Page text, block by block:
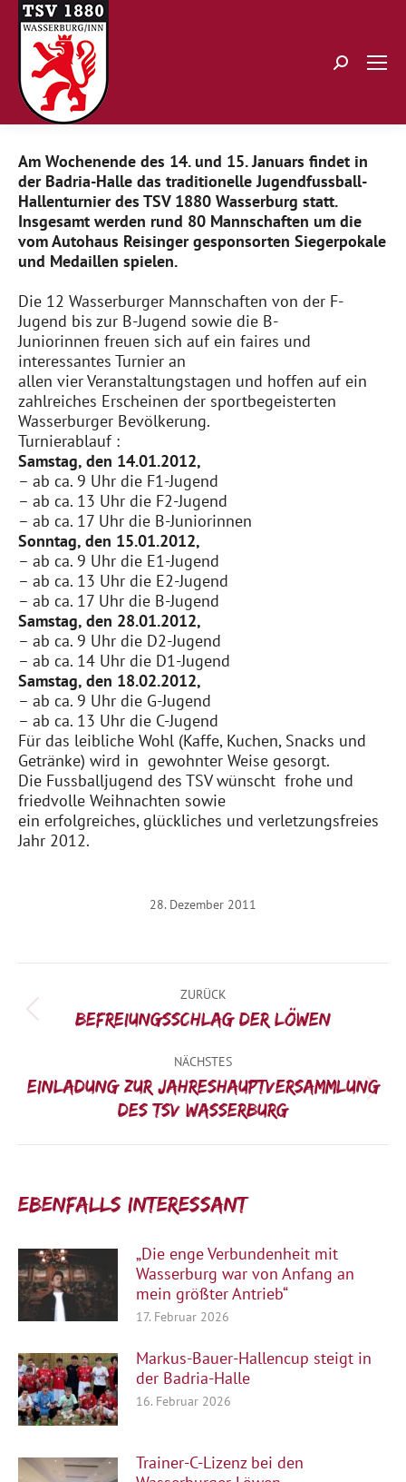
Search:
Am Wochenende des 14. und 15. Januars findet in
der Badria-Halle das traditionelle Jugendfussball-
Hallenturnier des TSV 1880 Wasserburg statt.
Insgesamt werden rund 80 Mannschaften um die
vom Autohaus Reisinger gesponsorten Siegerpokale
und Medaillen spielen.
Die 12 Wasserburger Mannschaften von der F-
Jugend bis zur B-Jugend sowie die B-
Juniorinnen freuen sich auf ein faires und
interessantes Turnier an
allen vier Veranstaltungstagen und hoffen auf ein
zahlreiches Erscheinen der sportbegeisterten
Wasserburger Bevölkerung.
Turnierablauf :
Samstag, den 14.01.2012,
– ab ca. 9 Uhr die F1-Jugend
– ab ca. 13 Uhr die F2-Jugend
– ab ca. 17 Uhr die B-Juniorinnen
Sonntag, den 15.01.2012,
– ab ca. 9 Uhr die E1-Jugend
– ab ca. 13 Uhr die E2-Jugend
– ab ca. 17 Uhr die B-Jugend
Samstag, den 28.01.2012,
– ab ca. 9 Uhr die D2-Jugend
– ab ca. 14 Uhr die D1-Jugend
Samstag, den 18.02.2012,
– ab ca. 9 Uhr die G-Jugend
– ab ca. 13 Uhr die C-Jugend
Für das leibliche Wohl (Kaffe, Kuchen, Snacks und
Getränke) wird in gewohnter Weise gesorgt.
Die Fussballjugend des TSV wünscht frohe und
friedvolle Weihnachten sowie
ein erfolgreiches, glückliches und verletzungsfreies
Jahr 2012.
28. Dezember 2011
ZURÜCK
Vorheriger
Befreiungsschlag der Löwen
NÄCHSTES
Nächster
Beitrag:
Einladung zur Jahreshauptversammlung
des TSV Wasserburg
Ebenfalls interessant:
„Die enge Verbundenheit mit
Wasserburg war von Anfang an
mein größter Antrieb“
17. Februar 2026
Markus-Bauer-Hallencup steigt in
der Badria-Halle
16. Februar 2026
Trainer-C-Lizenz bei den